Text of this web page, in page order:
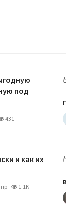
под
431
и как их
1.1K